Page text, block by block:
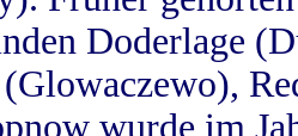
Doderlage
wurde im